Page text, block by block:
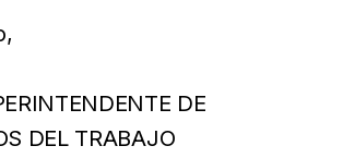
DE
DEL TRABAJO